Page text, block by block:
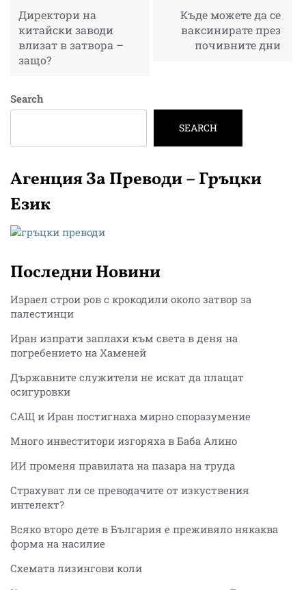
Директори на
китайски заводи
влизат в затвора –
защо?
Къде можете да се
ваксинирате през
почивните дни
Search
SEARCH
Агенция За Преводи – Гръцки
Език
Последни Новини
Израел строи ров с крокодили около затвор за
палестинци
Иран изпрати заплахи към света в деня на
погребението на Хаменей
Държавните служители не искат да плащат
осигуровки
САЩ и Иран постигнаха мирно споразумение
Много инвеститори изгоряха в Баба Алино
ИИ променя правилата на пазара на труда
Страхуват ли се преводачите от изкуствения
интелект?
Всяко второ дете в България е преживяло някаква
форма на насилие
Схемата лизингови коли